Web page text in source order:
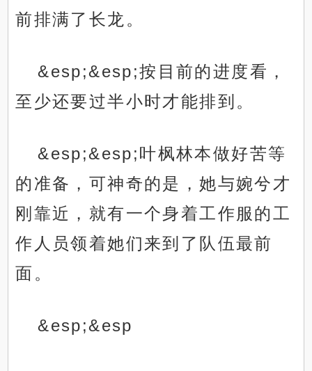
前排满了长龙。
&esp;&esp;按目前的进度看，
至少还要过半小时才能排到。
&esp;&esp;叶枫林本做好苦等
的准备，可神奇的是，她与婉兮才
刚靠近，就有一个身着工作服的工
作人员领着她们来到了队伍最前
面。
&esp;&esp